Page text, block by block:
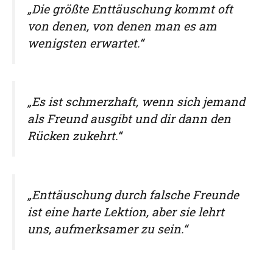
„Die größte Enttäuschung kommt oft
von denen, von denen man es am
wenigsten erwartet.“
„Es ist schmerzhaft, wenn sich jemand
als Freund ausgibt und dir dann den
Rücken zukehrt.“
„Enttäuschung durch falsche Freunde
ist eine harte Lektion, aber sie lehrt
uns, aufmerksamer zu sein.“